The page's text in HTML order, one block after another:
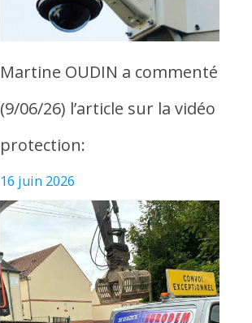
Martine OUDIN a commenté
(9/06/26) l’article sur la vidéo
protection:
16 juin 2026